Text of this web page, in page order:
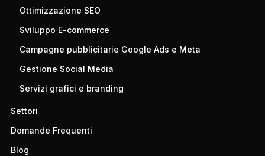
Ottimizzazione SEO
Sviluppo E-commerce
Campagne pubblicitarie Google Ads e Meta
Gestione Social Media
Servizi grafici e branding
Settori
Domande Frequenti
Blog